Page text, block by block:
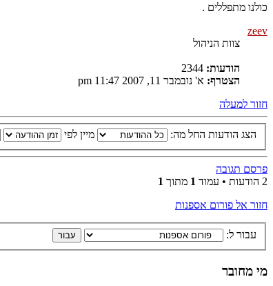
כולנו מתפללים .
zeev
צוות הניהול
הודעות:
הצטרף: א' נובמבר 11, 2007 11:47 pm
חזור למעלה
הצג הודעות החל מה: מיין לפי
פרסם תגובה
2 הודעות • עמוד
1 מתוך 1
חזור אל פורום אספנות
עבור ל:
מי מחובר